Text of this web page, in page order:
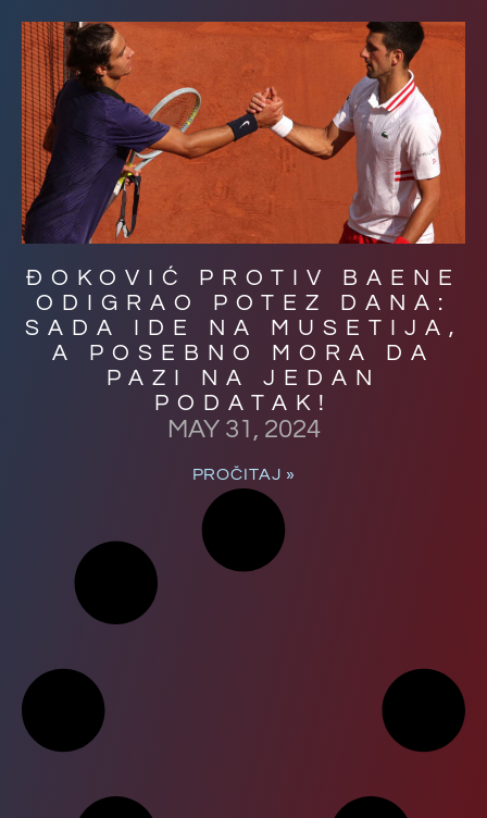
ĐOKOVIĆ PROTIV BAENE
ODIGRAO POTEZ DANA:
SADA IDE NA MUSETIJA,
A POSEBNO MORA DA
PAZI NA JEDAN
PODATAK!
MAY 31, 2024
PROČITAJ »